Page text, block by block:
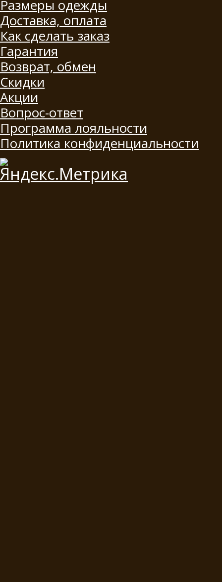
Размеры одежды
Доставка, оплата
Как сделать заказ
Гарантия
Возврат, обмен
Скидки
Акции
Вопрос-ответ
Программа лояльности
Политика конфиденциальности